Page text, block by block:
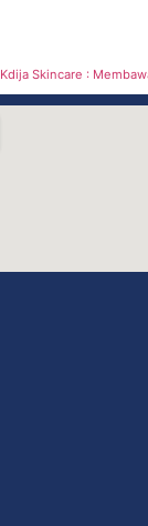
Kdija Skincare :